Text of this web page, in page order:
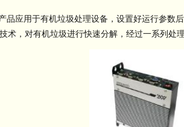
品应用于有机垃圾处理设备，设置好运行参数
术，对有机垃圾进行快速分解，经过一系列处